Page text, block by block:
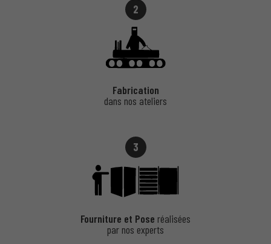
2
Fabrication
dans nos ateliers
3
Fourniture et Pose réalisées
par nos experts